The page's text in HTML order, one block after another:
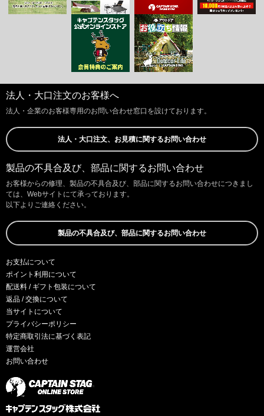
法人・大口注文のお客様へ
法人・企業のお客様専用のお問い合わせ窓口を設けております。
法人・大口注文、お見積に関するお問い合わせ
製品の不具合及び、部品に関するお問い合わせ
お客様からの修理、製品の不具合及び、部品に関するお問い合わせにつきまし
ては、Webサイトにて承っております。
以下よりご連絡ください。
製品の不具合及び、部品に関するお問い合わせ
お支払について
ポイント利用について
配送料 / ギフト包装について
返品 / 交換について
当サイトについて
プライバシーポリシー
特定商取引法に基づく表記
運営会社
お問い合わせ